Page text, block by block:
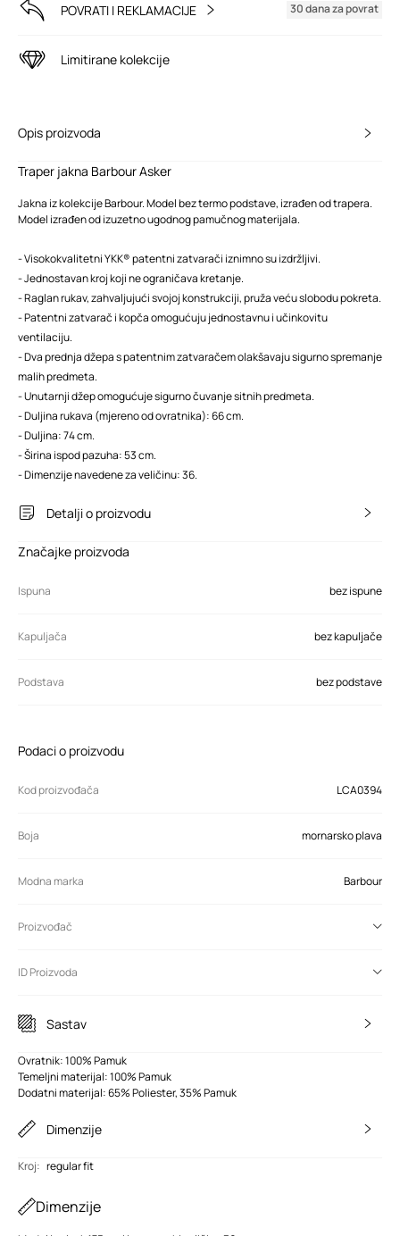
POVRATI I REKLAMACIJE 30 dana za povrat
Limitirane kolekcije
Opis proizvoda
Traper jakna Barbour Asker
Jakna iz kolekcije Barbour. Model bez termo podstave, izrađen od trapera.
Model izrađen od izuzetno ugodnog pamučnog materijala.
- Visokokvalitetni YKK® patentni zatvarači iznimno su izdržljivi.
- Jednostavan kroj koji ne ograničava kretanje.
- Raglan rukav, zahvaljujući svojoj konstrukciji, pruža veću slobodu pokreta.
- Patentni zatvarač i kopča omogućuju jednostavnu i učinkovitu
ventilaciju.
- Dva prednja džepa s patentnim zatvaračem olakšavaju sigurno spremanje
malih predmeta.
- Unutarnji džep omogućuje sigurno čuvanje sitnih predmeta.
- Duljina rukava (mjereno od ovratnika): 66 cm.
- Duljina: 74 cm.
- Širina ispod pazuha: 53 cm.
- Dimenzije navedene za veličinu: 36.
Detalji o proizvodu
Značajke proizvoda
Ispuna bez ispune
Kapuljača bez kapuljače
Podstava bez podstave
Podaci o proizvodu
Kod proizvođača LCA0394
Boja mornarsko plava
Modna marka Barbour
Proizvođač
ID Proizvoda
Sastav
Ovratnik: 100% Pamuk
Temeljni materijal: 100% Pamuk
Dodatni materijal: 65% Poliester, 35% Pamuk
Dimenzije
Kroj: regular fit
Dimenzije